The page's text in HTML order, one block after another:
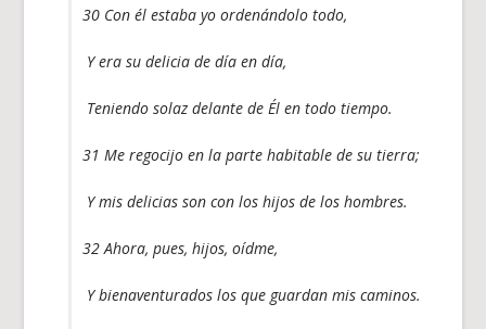
30 Con él estaba yo ordenándolo todo,
Y era su delicia de día en día,
Teniendo solaz delante de Él en todo tiempo.
31 Me regocijo en la parte habitable de su tierra;
Y mis delicias son con los hijos de los hombres.
32 Ahora, pues, hijos, oídme,
Y bienaventurados los que guardan mis caminos.